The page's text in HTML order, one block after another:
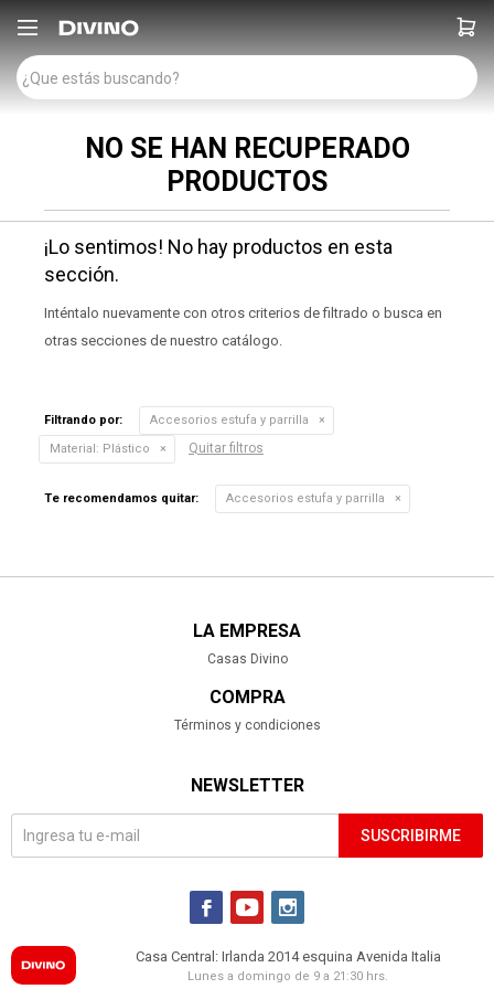

NO SE HAN RECUPERADO
PRODUCTOS
¡Lo sentimos! No hay productos en esta
sección.
Inténtalo nuevamente con otros criterios de filtrado o busca en
otras secciones de nuestro catálogo.
Filtrando por:
Accesorios estufa y parrilla
Material: Plástico Quitar filtros
Te recomendamos quitar: Accesorios estufa y parrilla
LA EMPRESA
Casas Divino
COMPRA
Términos y condiciones
NEWSLETTER
SUSCRIBIRME
  
Casa Central: Irlanda 2014 esquina Avenida Italia
Lunes a domingo de 9 a 21:30 hrs.